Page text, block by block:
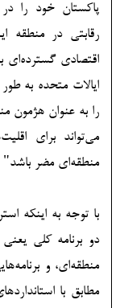
پاکستان خود را
رقابتی در منطقه
اقتصادی گسترده‌ای
ایالات متحده به
را به عنوان هژمون
می‌تواند برای
منطقه‌ای مضر باشد"
با توجه به اینکه
دو برنامه کلی
منطقه‌ای، و
مطابق با